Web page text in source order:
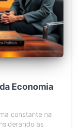
Economia
constante na
as